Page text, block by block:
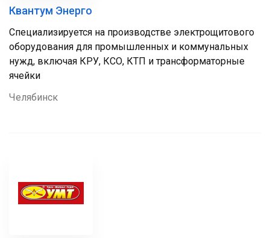
Квантум Энерго
Специализируется на производстве электрощитового
оборудования для промышленных и коммунальных
нужд, включая КРУ, КСО, КТП и трансформаторные
ячейки
Челябинск